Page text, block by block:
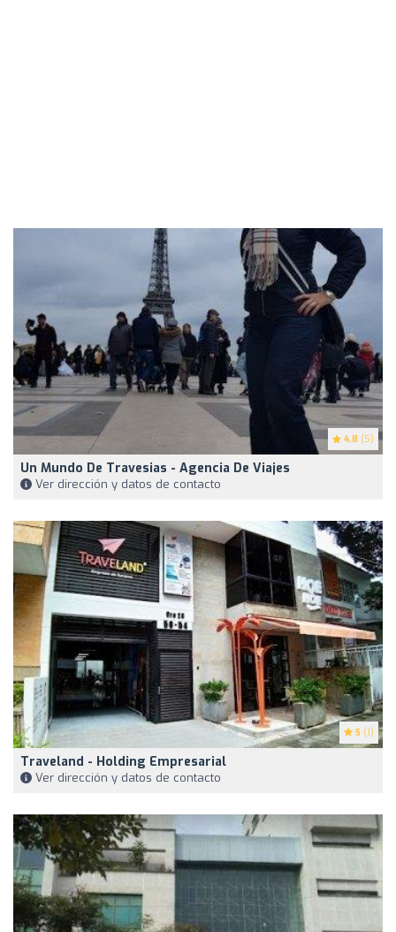
4.8 (5)
Un Mundo De Travesias - Agencia De Viajes
Ver dirección y datos de contacto
5 (1)
Traveland - Holding Empresarial
Ver dirección y datos de contacto